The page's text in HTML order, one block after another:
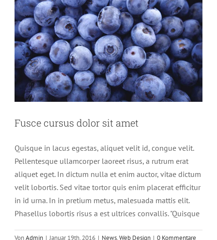
Fusce cursus dolor sit amet
Quisque in lacus egestas, aliquet velit id, congue velit.
Pellentesque ullamcorper laoreet risus, a rutrum erat
aliquet eget. In dictum nulla et enim auctor, vitae dictum
velit lobortis. Sed vitae tortor quis enim placerat efficitur
in id urna. In in pretium metus, malesuada mattis elit.
Phasellus lobortis risus a est ultrices convallis. "Quisque
VonAdmin | Januar 19th, 2016 | News,Web Design | 0 Kommentare